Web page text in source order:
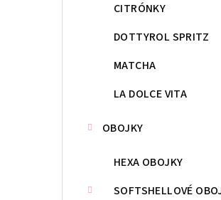
CITRÓNKY
DOTTYROL SPRITZ
MATCHA
LA DOLCE VITA
OBOJKY
HEXA OBOJKY
SOFTSHELLOVÉ